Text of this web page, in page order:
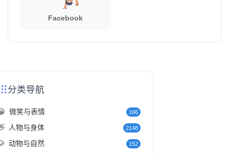
Facebook
分类导航
微笑与表情 166
人物与身体 2148
动物与自然 152